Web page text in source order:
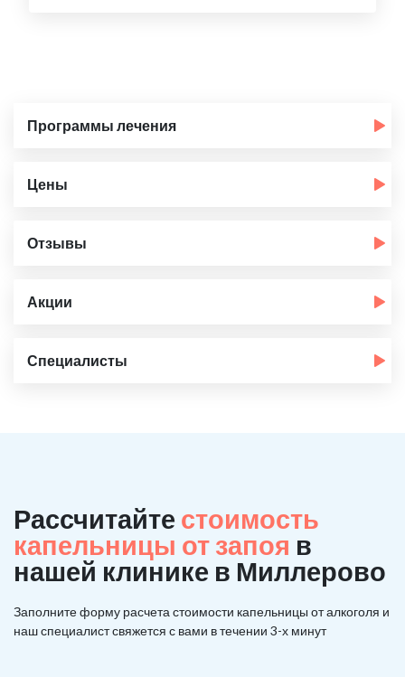
Программы лечения
Цены
Отзывы
Акции
Специалисты
Рассчитайте стоимость
капельницы от запоя в
нашей клинике в Миллерово
Заполните форму расчета стоимости капельницы от алкоголя и
наш специалист свяжется с вами в течении 3-х минут